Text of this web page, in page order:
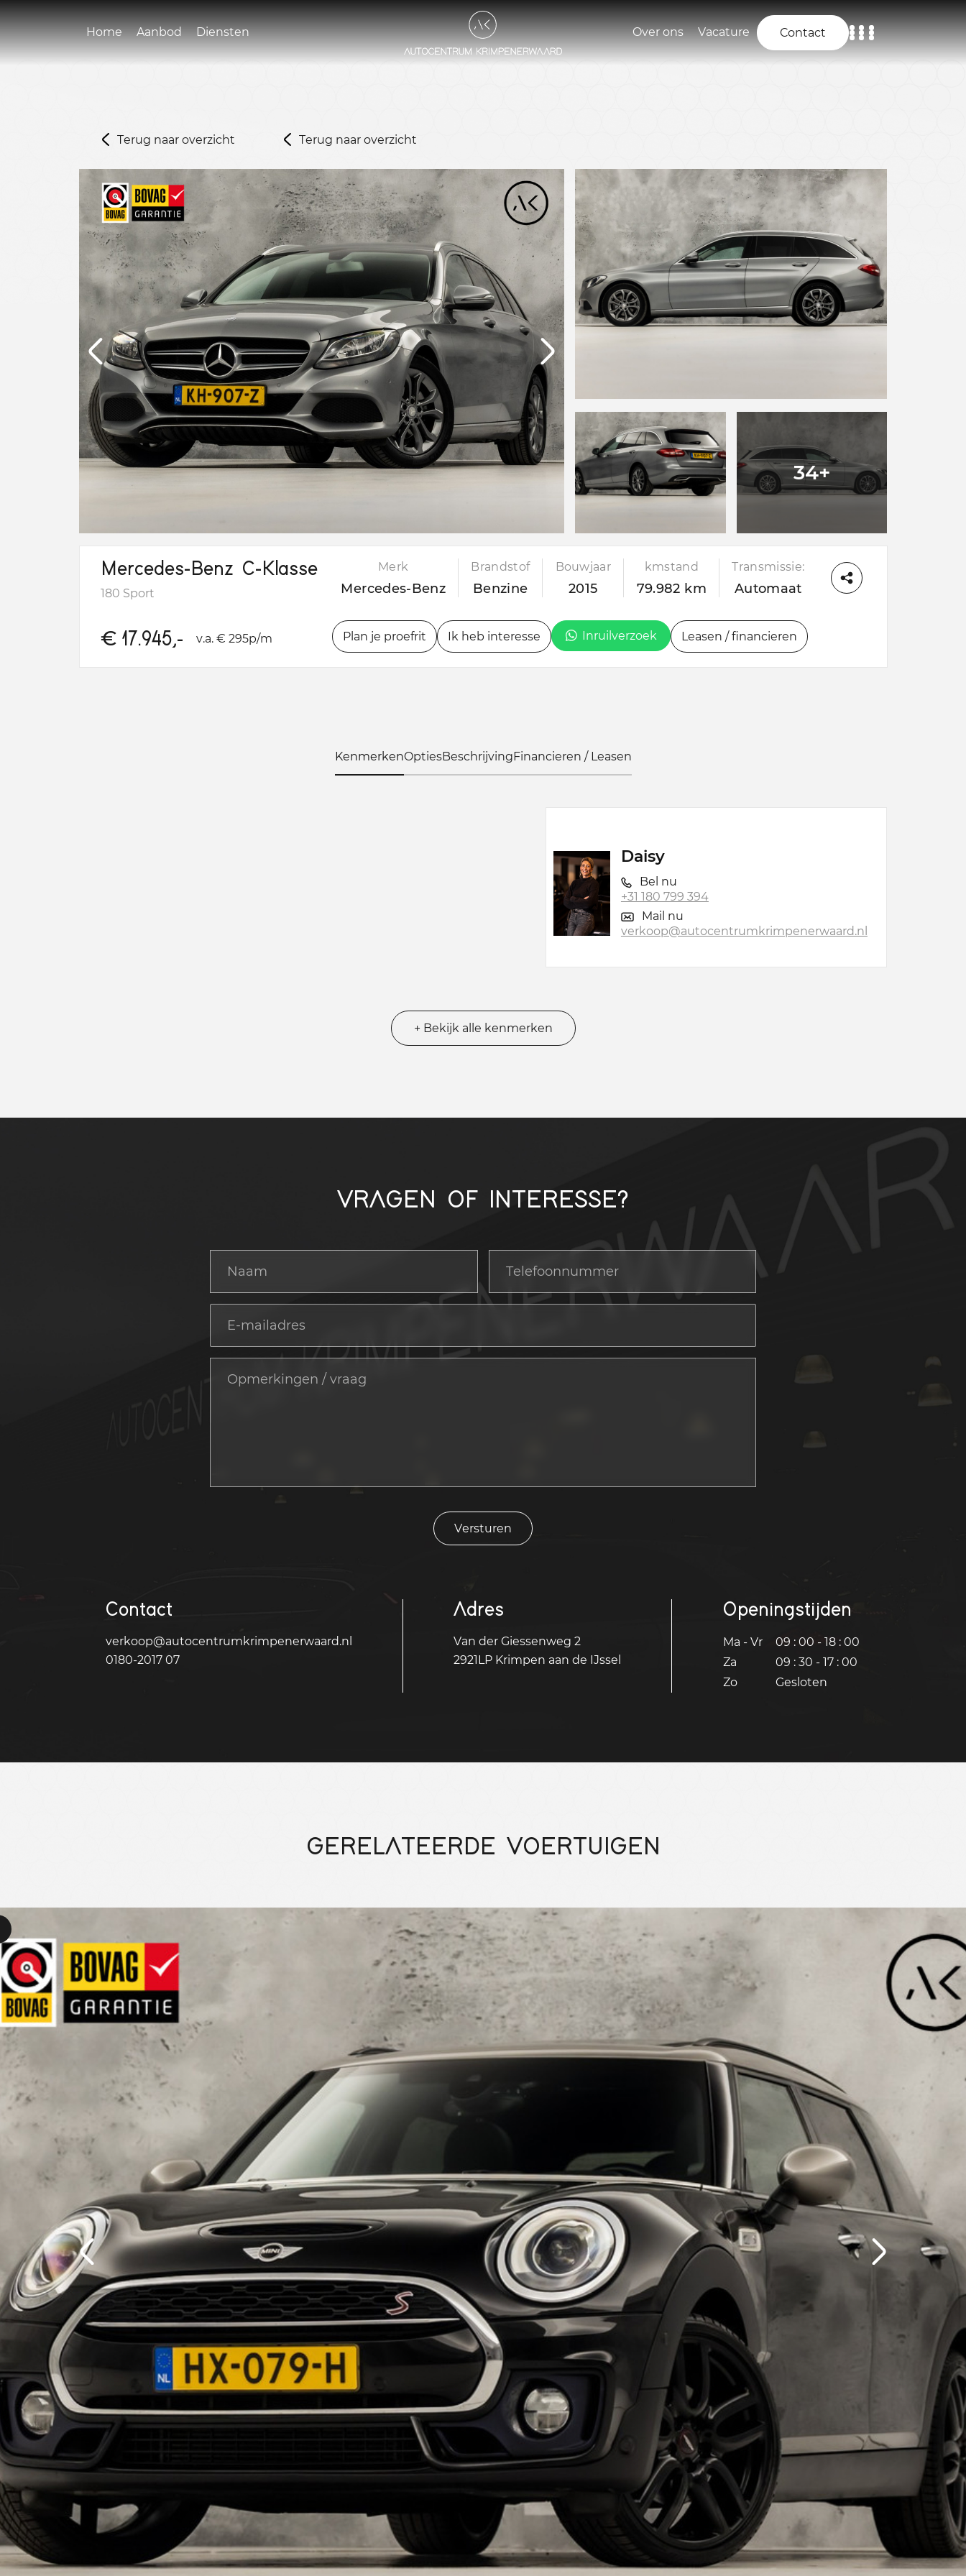
Home Aanbod Diensten Over ons Vacature Contact
Diensten
Over ons
Vacature
Contact
Terug naar overzicht Terug naar overzicht
34+
Mercedes-Benz C-Klasse
180 Sport
€ 17.945,- v.a. € 295p/m
Merk
Mercedes-Benz
Brandstof
Benzine
Bouwjaar
2015
kmstand
79.982 km
Transmissie:
Automaat
Plan je proefrit Ik heb interesse Inruilverzoek Leasen / financieren
KenmerkenOptiesBeschrijvingFinancieren / Leasen
Daisy
Bel nu
+31 180 799 394
Mail nu
verkoop@autocentrumkrimpenerwaard.nl
+ Bekijk alle kenmerken
VRAGEN OF INTERESSE?
Versturen
Contact
verkoop@autocentrumkrimpenerwaard.nl
0180-2017 07
Adres
Van der Giessenweg 2
2921LP Krimpen aan de IJssel
Openingstijden
Ma - Vr
09 : 00 - 18 : 00
Za
09 : 30 - 17 : 00
Zo
Gesloten
GERELATEERDE VOERTUIGEN